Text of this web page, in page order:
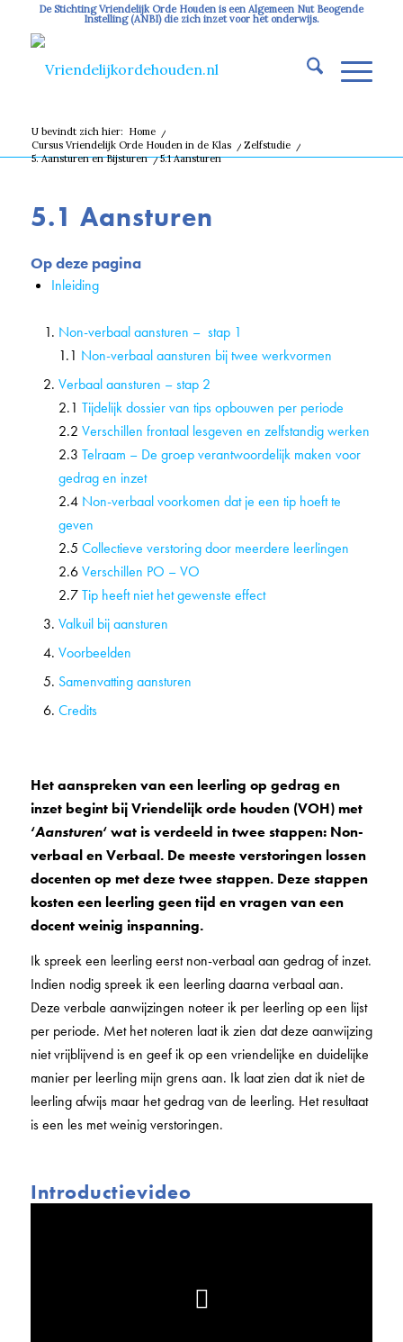
De Stichting Vriendelijk Orde Houden is een Algemeen Nut Beogende
Instelling (ANBI) die zich inzet voor het onderwijs.
U bevindt zich hier: Home
/
Cursus Vriendelijk Orde Houden in de Klas
/ Zelfstudie
/
5. Aansturen en Bijsturen /5.1 Aansturen
5.1 Aansturen
Op deze pagina
Inleiding
Non-verbaal aansturen – stap 1
1.1 Non-verbaal aansturen bij twee werkvormen
Verbaal aansturen – stap 2
2.1 Tijdelijk dossier van tips opbouwen per periode
2.2 Verschillen frontaal lesgeven en zelfstandig werken
2.3 Telraam – De groep verantwoordelijk maken voor
gedrag en inzet
2.4 Non-verbaal voorkomen dat je een tip hoeft te
geven
2.5 Collectieve verstoring door meerdere leerlingen
2.6Verschillen PO – VO
2.7Tip heeft niet het gewenste effect
Valkuil bij aansturen
Voorbeelden
Samenvatting aansturen
Credits
Het aanspreken van een leerling op gedrag en
inzet begint bij Vriendelijk orde houden (VOH) met
‘Aansturen‘ wat is verdeeld in twee stappen: Non-
verbaal en Verbaal. De meeste verstoringen lossen
docenten op met deze twee stappen. Deze stappen
kosten een leerling geen tijd en vragen van een
docent weinig inspanning.
Ik spreek een leerling eerst non-verbaal aan gedrag of inzet.
Indien nodig spreek ik een leerling daarna verbaal aan.
Deze verbale aanwijzingen noteer ik per leerling op een lijst
per periode. Met het noteren laat ik zien dat deze aanwijzing
niet vrijblijvend is en geef ik op een vriendelijke en duidelijke
manier per leerling mijn grens aan. Ik laat zien dat ik niet de
leerling afwijs maar het gedrag van de leerling. Het resultaat
is een les met weinig verstoringen.
Introductievideo